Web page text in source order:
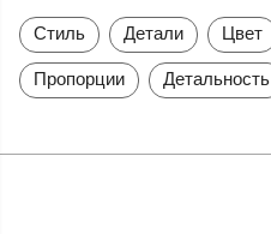
Стиль Детали Цвет
Пропорции Детальность